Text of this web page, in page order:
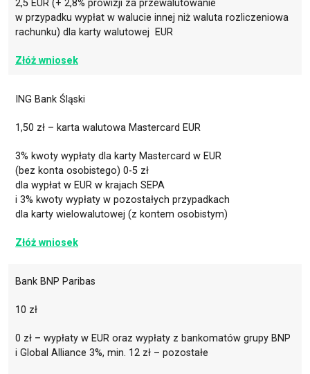
2,5 EUR (+ 2,8% prowizji za przewalutowanie
w przypadku wypłat w walucie innej niż waluta rozliczeniowa
rachunku) dla karty walutowej EUR
Złóż wniosek
ING Bank Śląski
1,50 zł – karta walutowa Mastercard EUR
3% kwoty wypłaty dla karty Mastercard w EUR
(bez konta osobistego) 0-5 zł
dla wypłat w EUR w krajach SEPA
i 3% kwoty wypłaty w pozostałych przypadkach
dla karty wielowalutowej (z kontem osobistym)
Złóż wniosek
Bank BNP Paribas
10 zł
0 zł – wypłaty w EUR oraz wypłaty z bankomatów grupy BNP
i Global Alliance 3%, min. 12 zł – pozostałe